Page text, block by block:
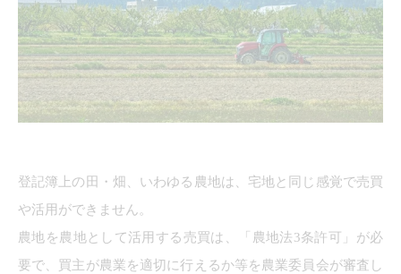
登記簿上の田・畑、いわゆる農地は、宅地と同じ感覚で売買
や活用ができません。
農地を農地として活用する売買は、「農地法3条許可」が必
要で、買主が農業を適切に行えるか等を農業委員会が審査し